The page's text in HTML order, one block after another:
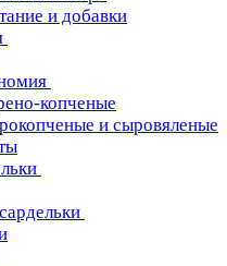
и добавки
копченые
и сыровяленые